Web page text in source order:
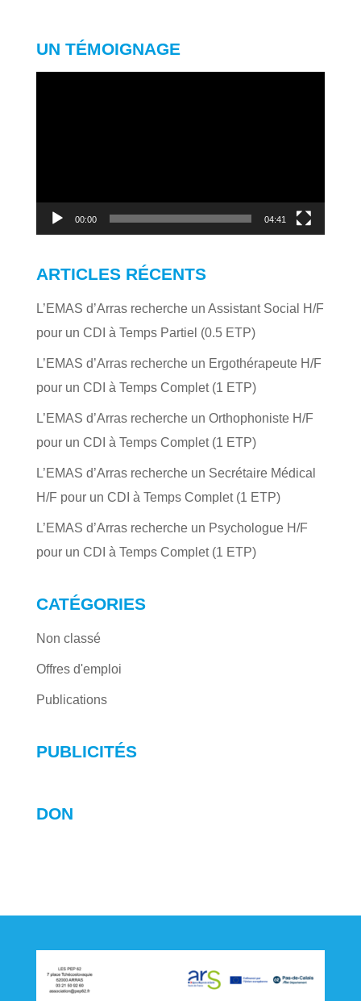
UN TÉMOIGNAGE
00:00 04:41
ARTICLES RÉCENTS
L’EMAS d’Arras recherche un Assistant Social H/F
pour un CDI à Temps Partiel (0.5 ETP)
L’EMAS d’Arras recherche un Ergothérapeute H/F
pour un CDI à Temps Complet (1 ETP)
L’EMAS d’Arras recherche un Orthophoniste H/F
pour un CDI à Temps Complet (1 ETP)
L’EMAS d’Arras recherche un Secrétaire Médical
H/F pour un CDI à Temps Complet (1 ETP)
L’EMAS d’Arras recherche un Psychologue H/F
pour un CDI à Temps Complet (1 ETP)
CATÉGORIES
Non classé
Offres d'emploi
Publications
PUBLICITÉS
DON